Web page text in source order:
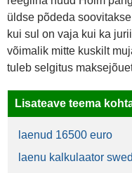
üldse põdeda
kui sul on vaja kui ka
võimalik mitte kuskilt
tuleb selgitus
Lisateave teema
laenud 16500 euro
laenu kalkulaator